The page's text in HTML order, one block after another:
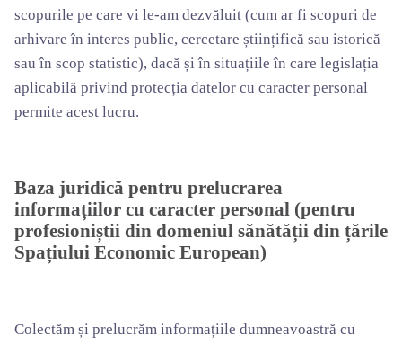
scopurile pe care vi le-am dezvăluit (cum ar fi scopuri de
arhivare în interes public, cercetare științifică sau istorică
sau în scop statistic), dacă și în situațiile în care legislația
aplicabilă privind protecția datelor cu caracter personal
permite acest lucru.
Baza juridică pentru prelucrarea
informațiilor cu caracter personal (pentru
profesioniștii din domeniul sănătății din țările
Spațiului Economic European)
Colectăm și prelucrăm informațiile dumneavoastră cu